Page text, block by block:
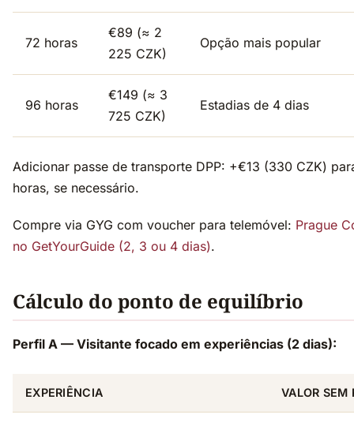
72 horas
€89 (≈ 2
225 CZK)
Opção mais popular
96 horas
€149 (≈ 3
725 CZK)
Estadias de 4 dias
Adicionar passe de transporte DPP: +€13 (330 CZK)
horas, se necessário.
Compre via GYG com voucher para telemóvel: Prague
no GetYourGuide (2, 3 ou 4 dias).
Cálculo do ponto de equilíbrio
Perfil A — Visitante focado em experiências (2 dias):
EXPERIÊNCIA VALOR SEM